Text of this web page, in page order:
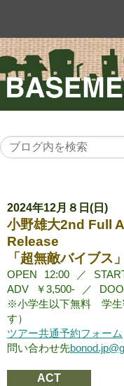
2024年12月８日(日)
小野雄大2nd Full
Release
「超無敵バイブス
OPEN 12:00 ／
ADV
￥3,500- ／
※小学生以下無料 学生
す）
ツアー共通予約フォーム
問い合わせ先
ACT